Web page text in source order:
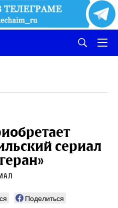
сериал
Поделиться